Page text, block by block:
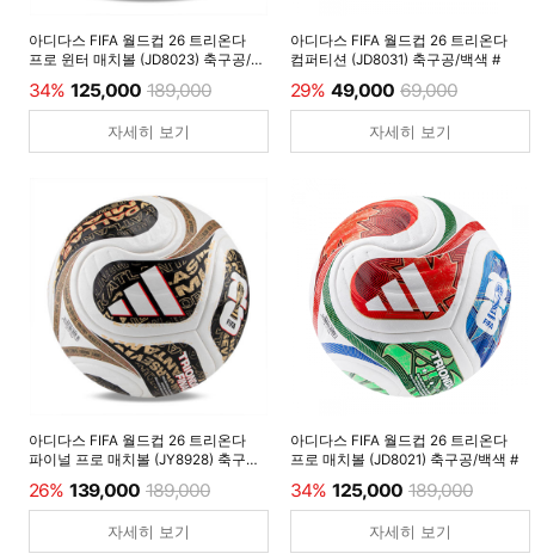
아디다스 FIFA 월드컵 26 트리온다
프로 윈터 매치볼 (JD8023) 축구공/
34% 125,000 189,000
자세히 보기
아디다스 FIFA 월드컵 26 트리온다
컴퍼티션 (JD8031) 축구공/백색 #
29% 49,000 69,000
자세히 보기
아디다스 FIFA 월드컵 26 트리온다
파이널 프로 매치볼 (JY8928) 축구공/
26% 139,000 189,000
자세히 보기
아디다스 FIFA 월드컵 26 트리온다
프로 매치볼 (JD8021) 축구공/백색 #
34% 125,000 189,000
자세히 보기